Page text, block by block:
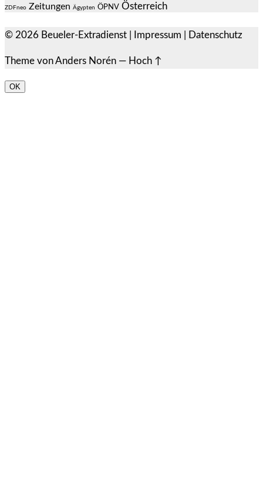
ZDFneo Zeitungen Ägypten ÖPNV Österreich
© 2026 Beueler-Extradienst Impressum Datenschutz
Theme vonAnders Norén — Hoch ↑
OK